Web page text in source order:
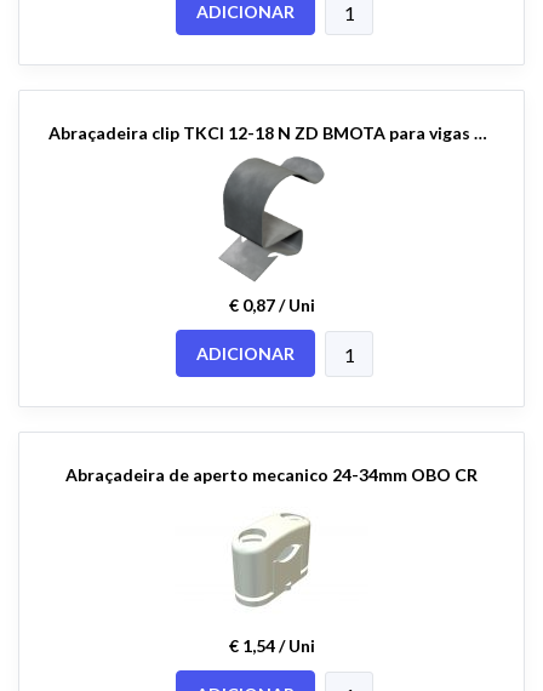
ADICIONAR
Abraçadeira clip TKCI 12-18 N ZD BMOTA para vigas de metal OBO
€ 0,87 / Uni
ADICIONAR
Abraçadeira de aperto mecanico 24-34mm OBO CR
€ 1,54 / Uni